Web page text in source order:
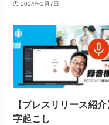
2024年2月7日
【プレスリリース紹
字起こし